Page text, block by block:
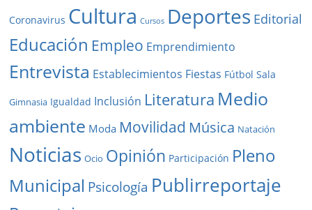
Coronavirus Cultura Cursos Deportes Editorial
Educación Empleo Emprendimiento
Entrevista Establecimientos Fiestas Fútbol Sala
Gimnasia Igualdad Inclusión Literatura Medio
ambiente Moda Movilidad Música Natación
Noticias Ocio Opinión Participación Pleno
Municipal Psicología Publirreportaje